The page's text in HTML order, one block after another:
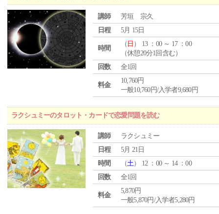
講師
芳垣 宗久
日程
5月 15日
時間
（ 日 ） 13 ：00 ～ 17 ：00
（休憩20分1回含む）
回数
全1回
料金
10,760円
一般10,760円/入学者9,680円
ラクシュミーのタロット・カードで恋愛問題を読む
講師
ラクシュミー
日程
5月 21日
時間
（土） 12 ：00 ～ 14 ：00
回数
全1回
料金
5,870円
一般5,870円/入学者5,280円